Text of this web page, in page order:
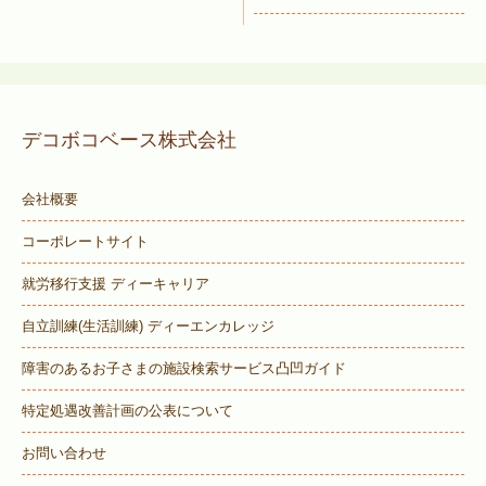
デコボコベース株式会社
会社概要
コーポレートサイト
就労移行支援 ディーキャリア
自立訓練(生活訓練) ディーエンカレッジ
障害のあるお子さまの施設検索サービス凸凹ガイド
特定処遇改善計画の公表について
お問い合わせ